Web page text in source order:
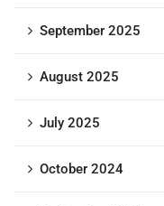
September 2025
August 2025
July 2025
October 2024